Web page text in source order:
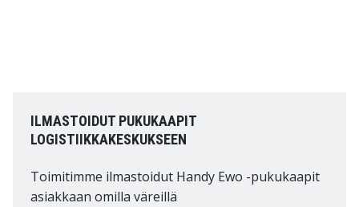
ILMASTOIDUT PUKUKAAPIT
LOGISTIIKKAKESKUKSEEN
Toimitimme ilmastoidut Handy Ewo -pukukaapit
asiakkaan omilla väreillä